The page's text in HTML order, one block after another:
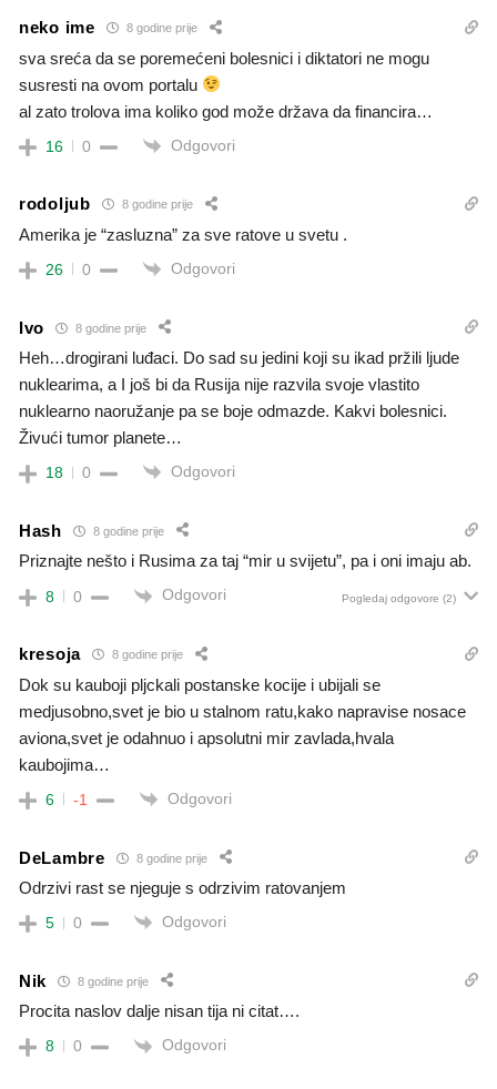
neko ime 8 godine prije
sva sreća da se poremećeni bolesnici i diktatori ne mogu
susresti na ovom portalu
al zato trolova ima koliko god može država da financira…
16 0 Odgovori
rodoljub 8 godine prije
Amerika je “zasluzna” za sve ratove u svetu .
26 0 Odgovori
Ivo 8 godine prije
Heh…drogirani luđaci. Do sad su jedini koji su ikad pržili ljude
nuklearima, a I još bi da Rusija nije razvila svoje vlastito
nuklearno naoružanje pa se boje odmazde. Kakvi bolesnici.
Živući tumor planete…
18 0 Odgovori
Hash 8 godine prije
Priznajte nešto i Rusima za taj “mir u svijetu”, pa i oni imaju ab.
8 0 Odgovori Pogledaj odgovore (2)
kresoja 8 godine prije
Dok su kauboji pljckali postanske kocije i ubijali se
medjusobno,svet je bio u stalnom ratu,kako napravise nosace
aviona,svet je odahnuo i apsolutni mir zavlada,hvala
kaubojima…
6 -1 Odgovori
DeLambre 8 godine prije
Odrzivi rast se njeguje s odrzivim ratovanjem
5 0 Odgovori
Nik 8 godine prije
Procita naslov dalje nisan tija ni citat….
8 0 Odgovori